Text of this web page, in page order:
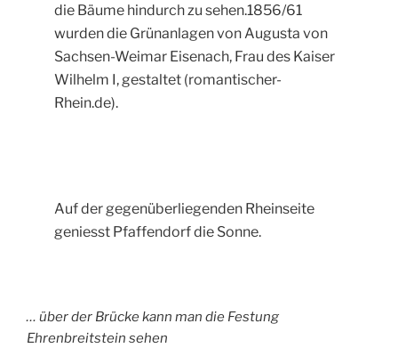
die Bäume hindurch zu sehen.1856/61
wurden die Grünanlagen von Augusta von
Sachsen-Weimar Eisenach, Frau des Kaiser
Wilhelm I, gestaltet (romantischer-
Rhein.de).
Auf der gegenüberliegenden Rheinseite
geniesst Pfaffendorf die Sonne.
… über der Brücke kann man die Festung
Ehrenbreitstein sehen